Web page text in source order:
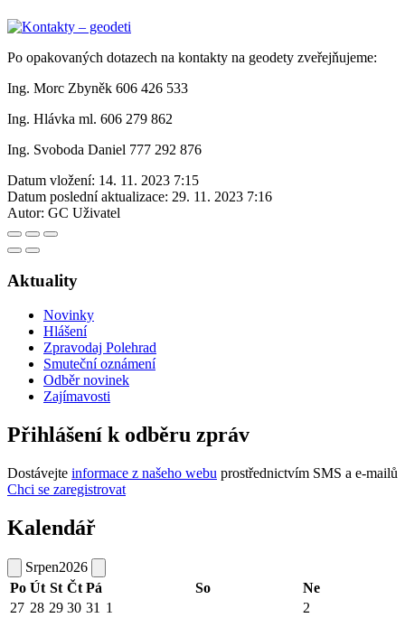
Po opakovaných dotazech na kontakty na geodety zveřejňujeme:
Ing. Morc Zbyněk 606 426 533
Ing. Hlávka ml. 606 279 862
Ing. Svoboda Daniel 777 292 876
Datum vložení: 14. 11. 2023 7:15
Datum poslední aktualizace: 29. 11. 2023 7:16
Autor: GC Uživatel
Aktuality
Novinky
Hlášení
Zpravodaj Polehrad
Smuteční oznámení
Odběr novinek
Zajímavosti
Přihlášení k odběru zpráv
Dostávejte informace z našeho webu prostřednictvím SMS a e-mailů
Chci se zaregistrovat
Kalendář
Srpen2026
Po Út St Čt Pá So
Ne
27 28 29 30 31 1 2